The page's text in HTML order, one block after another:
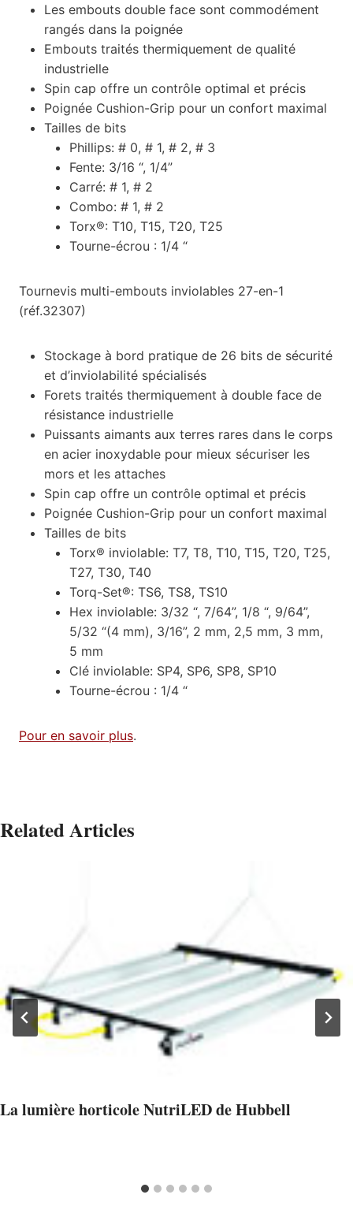
Les embouts double face sont commodément
rangés dans la poignée
Embouts traités thermiquement de qualité
industrielle
Spin cap offre un contrôle optimal et précis
Poignée Cushion-Grip pour un confort maximal
Tailles de bits
Phillips: # 0, # 1, # 2, # 3
Fente: 3/16 “, 1/4”
Carré: # 1, # 2
Combo: # 1, # 2
Torx®: T10, T15, T20, T25
Tourne-écrou : 1/4 “
Tournevis multi-embouts inviolables 27-en-1
(réf.32307)
Stockage à bord pratique de 26 bits de sécurité
et d’inviolabilité spécialisés
Forets traités thermiquement à double face de
résistance industrielle
Puissants aimants aux terres rares dans le corps
en acier inoxydable pour mieux sécuriser les
mors et les attaches
Spin cap offre un contrôle optimal et précis
Poignée Cushion-Grip pour un confort maximal
Tailles de bits
Torx® inviolable: T7, T8, T10, T15, T20, T25,
T27, T30, T40
Torq-Set®: TS6, TS8, TS10
Hex inviolable: 3/32 “, 7/64”, 1/8 “, 9/64”,
5/32 “(4 mm), 3/16”, 2 mm, 2,5 mm, 3 mm,
5 mm
Clé inviolable: SP4, SP6, SP8, SP10
Tourne-écrou : 1/4 “
Pour en savoir plus.
Related Articles
La lumière horticole NutriLED de Hubbell